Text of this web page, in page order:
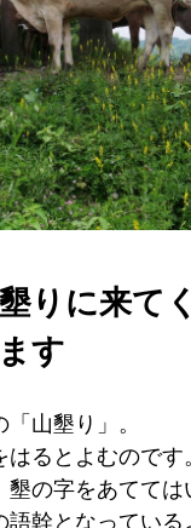
りに来て
す
山墾り」。
るとよむのです
の字をあてては
幹となっている